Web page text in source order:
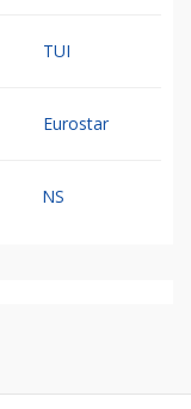
TUI
Eurostar
NS